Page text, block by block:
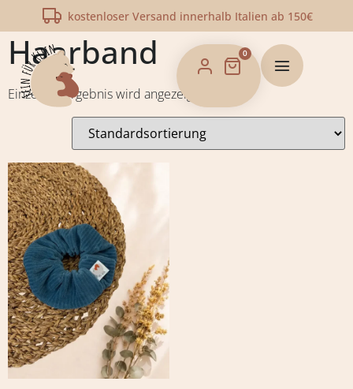
kostenloser Versand innerhalb Italien ab 150€
0
/Shop/ Produkte verschlagwortet mit „Haarband“
Haarband
Einzelnes Ergebnis wird angezeigt